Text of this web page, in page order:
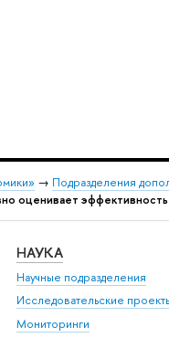
→ Подразделения
оценивает
НАУКА
Научные подразделения
Исследовательские
Мониторинги